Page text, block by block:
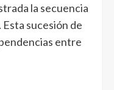
la secuencia
sucesión de
entre